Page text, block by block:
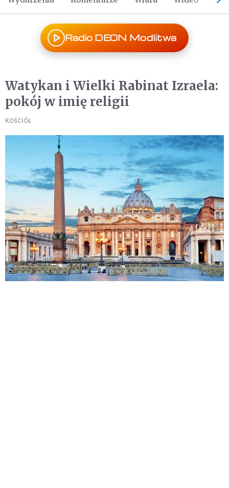
Radio DEON Modlitwa
Watykan i Wielki Rabinat Izraela:
pokój w imię religii
KOŚCIÓŁ